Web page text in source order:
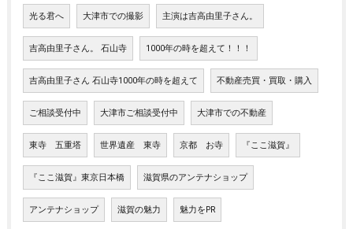
光る君へ 大津市での撮影 主演は吉高由里子さん。
吉高由里子さん。 石山寺 1000年の時を超えて！！！
吉高由里子さん 石山寺1000年の時を超えて 不動産売買・買取・購入
ご相談受付中 大津市ご相談受付中 大津市での不動産
東寺 五重塔 世界遺産 東寺 京都 お寺 『ここ滋賀』
『ここ滋賀』東京日本橋 滋賀県のアンテナショップ
アンテナショップ 滋賀の魅力 魅力をPR